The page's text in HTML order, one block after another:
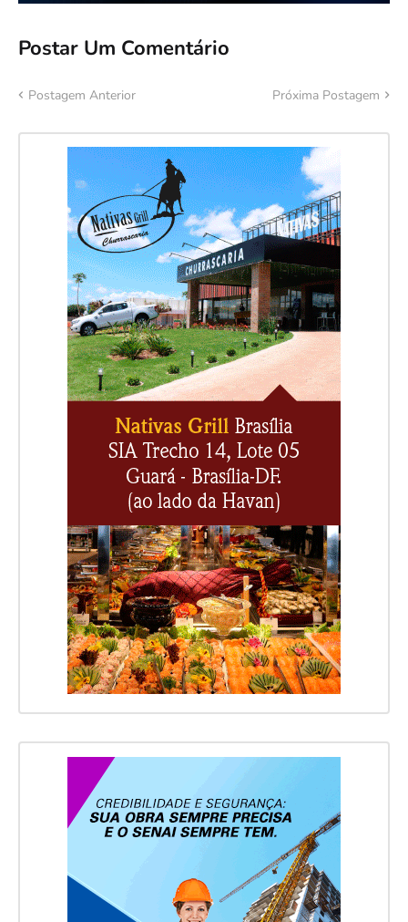
Postar Um Comentário
Postagem Anterior Próxima Postagem